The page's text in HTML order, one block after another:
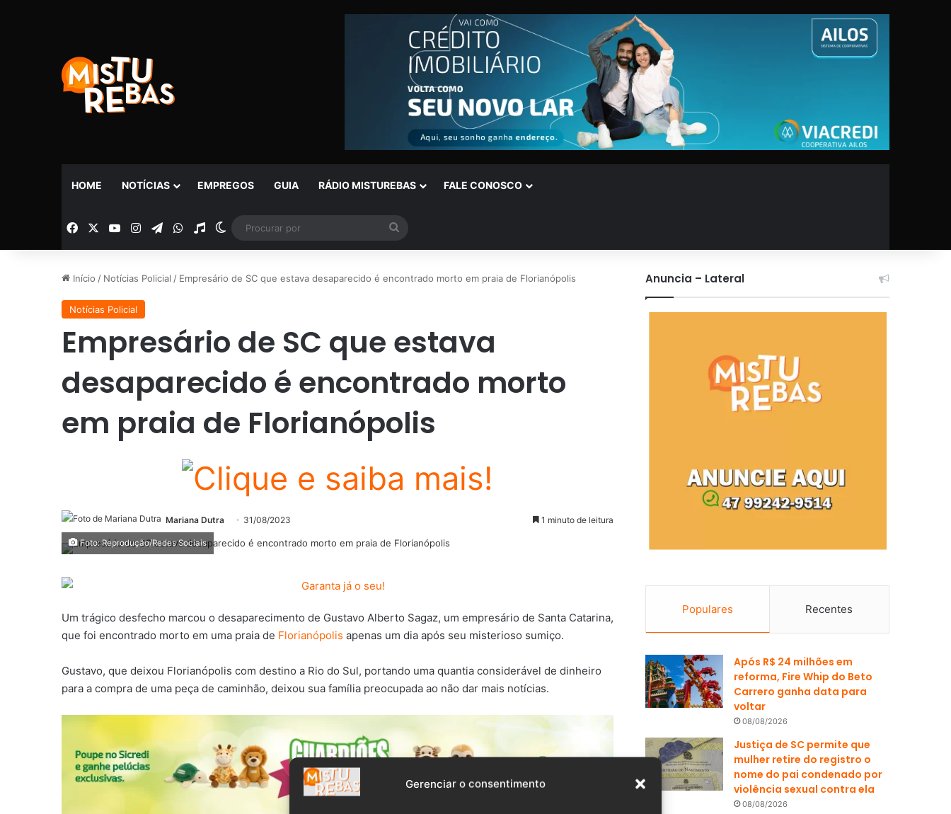
Gerenciar o consentimento
HOME NOTÍCIAS EMPREGOS GUIA RÁDIO MISTUREBAS FALE CONOSCO
Facebook YouTubeInstagramTelegramWhatsApp
Rádio Switch skin
por
Início / Notícias Policial / Empresário de SC que estava desaparecido é encontrado morto em praia de Florianópolis
Notícias Policial
Empresário de SC que estava
desaparecido é encontrado morto
em praia de Florianópolis
Mariana Dutra 31/08/2023 1 minuto de leitura
Foto: Reprodução/Redes Sociais
Um trágico desfecho marcou o desaparecimento de Gustavo Alberto Sagaz, um empresário de Santa Catarina,
que foi encontrado morto em uma praia de Florianópolis apenas um dia após seu misterioso sumiço.
Gustavo, que deixou Florianópolis com destino a Rio do Sul, portando uma quantia considerável de dinheiro
para a compra de uma peça de caminhão, deixou sua família preocupada ao não dar mais notícias.
Anuncia – Lateral
Populares Recentes
Após R$ 24 milhões em
reforma, Fire Whip do Beto
Carrero ganha data para
voltar
08/08/2026
Justiça de SC permite que
mulher retire do registro o
nome do pai condenado por
violência sexual contra ela
08/08/2026